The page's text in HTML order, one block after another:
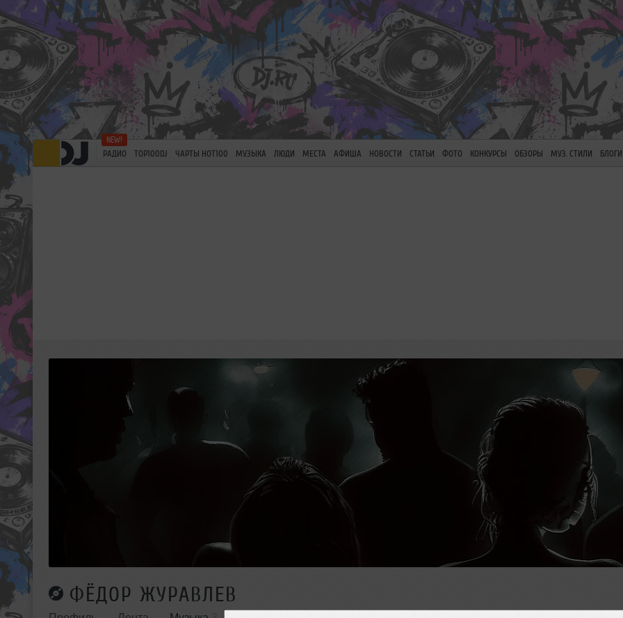
РАДИО TOP100DJ ЧАРТЫ HOT100 МУЗЫКА ЛЮДИ МЕСТА АФИША НОВОСТИ СТАТЬИ ФОТО КОНКУРСЫ ОБЗОРЫ МУЗ. СТИЛИ БЛОГИ
ФЁДОР ЖУРАВЛЕВ